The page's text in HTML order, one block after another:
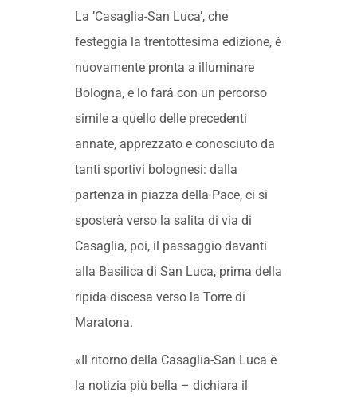
La ’Casaglia-San Luca’, che
festeggia la trentottesima edizione, è
nuovamente pronta a illuminare
Bologna, e lo farà con un percorso
simile a quello delle precedenti
annate, apprezzato e conosciuto da
tanti sportivi bolognesi: dalla
partenza in piazza della Pace, ci si
sposterà verso la salita di via di
Casaglia, poi, il passaggio davanti
alla Basilica di San Luca, prima della
ripida discesa verso la Torre di
Maratona.
«Il ritorno della Casaglia-San Luca è
la notizia più bella – dichiara il